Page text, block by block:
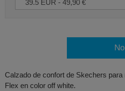
Calzado de confort de Skechers
Flex en color off white.